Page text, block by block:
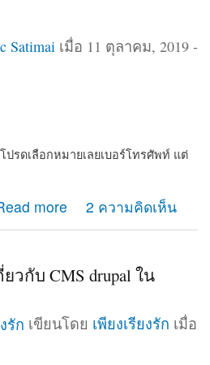
Satimai เมื่อ 11 ตุลาคม, 2019 -
ปรดเลือกหมายเลยเบอร์โทรศัพท์ แต่
more 2 ความคิดเห็น
วกับ CMS drupal ใน
เขียนโดย เพียงเรียงรัก เมื่อ